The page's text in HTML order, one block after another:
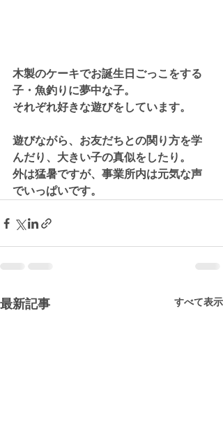
木製のケーキでお誕生日ごっこをする
子・魚釣りに夢中な子。
それぞれ好きな遊びをしています。
遊びながら、お友だちとの関り方を学
んだり、大きい子の真似をしたり。
外は猛暑ですが、事業所内は元気な声
でいっぱいです。
最新記事 すべて表示